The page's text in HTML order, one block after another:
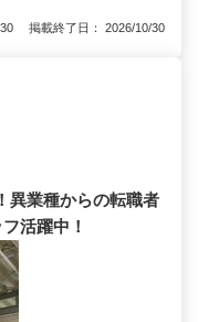
30 掲載終了日： 2026/10/30
異業種からの転職者
活躍中！